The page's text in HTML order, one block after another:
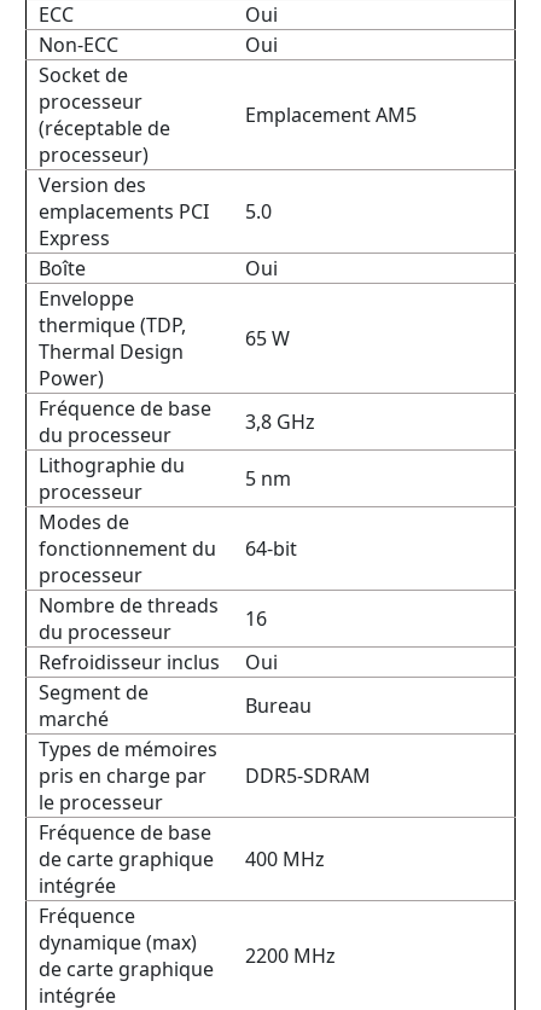
ECC
Oui
Non-ECC
Oui
Socket de
processeur
(réceptable de
processeur)
Emplacement AM5
Version des
emplacements PCI
Express
5.0
Boîte
Oui
Enveloppe
thermique (TDP,
Thermal Design
Power)
65 W
Fréquence de base
du processeur
3,8 GHz
Lithographie du
processeur
5 nm
Modes de
fonctionnement du
processeur
64-bit
Nombre de threads
du processeur
16
Refroidisseur inclus
Oui
Segment de
marché
Bureau
Types de mémoires
pris en charge par
le processeur
DDR5-SDRAM
Fréquence de base
de carte graphique
intégrée
400 MHz
Fréquence
dynamique (max)
de carte graphique
intégrée
2200 MHz